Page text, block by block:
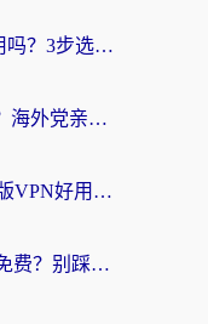
海外党必看：斧牛和飞鱼好用吗？3步选对回国加速器，无缝刷剧玩国服
穿梭和FlashBack归燕好用吗？海外党亲测3款热门回国加速器，教你选对不踩坑
海外看国内剧总卡？快帆TV版VPN好用吗？和快滚VPN对比哪个回国效果更好？
海外党必看：Windows VPN 免费？别踩坑！教你选对好用的国内加速器无缝回国